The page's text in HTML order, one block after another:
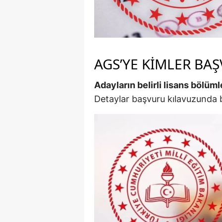
AGS’YE KIMLER
Adayların belirli lisans
Detaylar başvuru kılavuzunda